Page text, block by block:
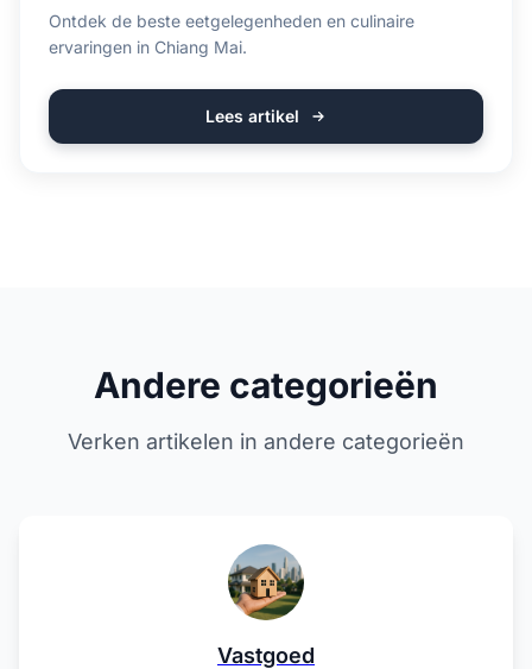
Ontdek de beste eetgelegenheden en culinaire
ervaringen in Chiang Mai.
Lees artikel
Andere categorieën
Verken artikelen in andere categorieën
Vastgoed